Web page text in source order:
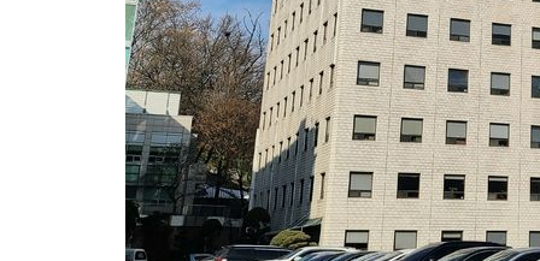
여수 오동도 해상서 모터보트 전복…1명 사망·1명 실종
극한폭염 한풀 꺾이지만…'낮 최고 35도' 무더위, 열대야 계속[
축구협회 "압수수색·성접대 논란 사과…쇄신의 기회로 삼겠다"
[속보]'압수수색·성접대 논란' 축구협회 "실망과 걱정 안겨드려 죄
'최고 37도' 폭염 지속…강원동해안 최대 150㎜ 비
[속보]뉴욕증시 상승 마감…S&P 0.6% 나스닥 1.3%↑